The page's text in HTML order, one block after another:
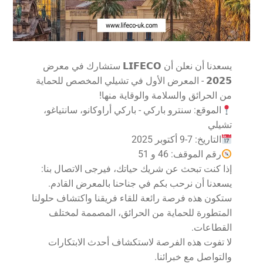
يسعدنا أن نعلن أن 𝗟𝗜𝗙𝗘𝗖𝗢 ستشارك في معرض
𝟮𝟬𝟮𝟱 - المعرض الأول في تشيلي المخصص للحماية
من الحرائق والسلامة والوقاية منها!
الموقع: سنترو باركي - باركي أراوكانو، سانتياغو،
تشيلي
التاريخ: 7-9 أكتوبر 2025
رقم الموقف: 46 و 51
إذا كنت تبحث عن شريك حياتك، فيرجى الاتصال بنا:
يسعدنا أن نرحب بكم في جناحنا بالمعرض القادم.
ستكون هذه فرصة رائعة للقاء فريقنا واكتشاف حلولنا
المتطورة للحماية من الحرائق، المصممة لمختلف
القطاعات.
لا تفوت هذه الفرصة لاستكشاف أحدث الابتكارات
والتواصل مع خبرائنا.